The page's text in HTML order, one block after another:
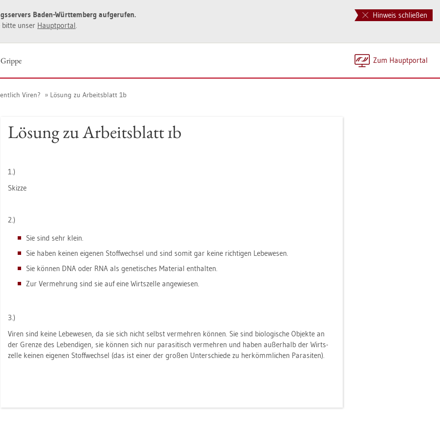
Hinweis schließen
Baden-Würt­tem­berg auf­ge­ru­fen.
bitte unser Haupt­por­tal.
Zum Haupt­por­tal
Viren? Lö­sung zu Ar­beits­blatt 1b
Lö­sung zu Ar­beits­blatt 1b
1.)
Skiz­ze
2.)
Sie sind sehr klein.
Sie haben kei­nen ei­ge­nen Stoff­wech­sel und sind somit gar keine rich­ti­gen Le­be­we­sen.
Sie kön­nen DNA oder RNA als ge­ne­ti­sches Ma­te­ri­al ent­hal­ten.
Zur Ver­meh­rung sind sie auf eine Wirts­zel­le an­ge­wie­sen.
3.)
Viren sind keine Le­be­we­sen, da sie sich nicht selbst ver­meh­ren kön­nen. Sie sind bio­lo­gi­sche Ob­jek­te an
der Gren­ze des Le­ben­di­gen, sie kön­nen sich nur pa­ra­si­tisch ver­meh­ren und haben au­ßer­halb der Wirts­
zel­le kei­nen ei­ge­nen Stoff­wech­sel (das ist einer der gro­ßen Un­ter­schie­de zu her­kömm­li­chen Pa­ra­si­ten).